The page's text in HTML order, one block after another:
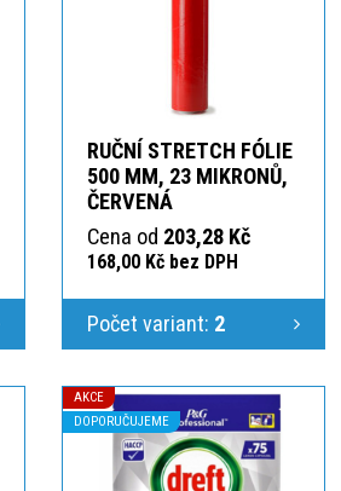
RUČNÍ STRETCH FÓLIE
500 MM, 23 MIKRONŮ,
ČERVENÁ
Cena od 203,28 Kč
168,00 Kč bez DPH
Počet variant: 2
AKCE
DOPORUČUJEME